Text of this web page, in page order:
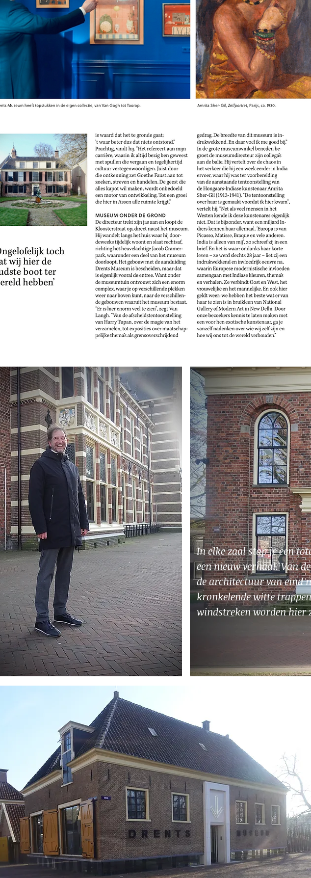
In elke zaal stap je een
een nieuw verhaal. Van
de architectuur van eind
kronkelende witte
windstreken worden hier